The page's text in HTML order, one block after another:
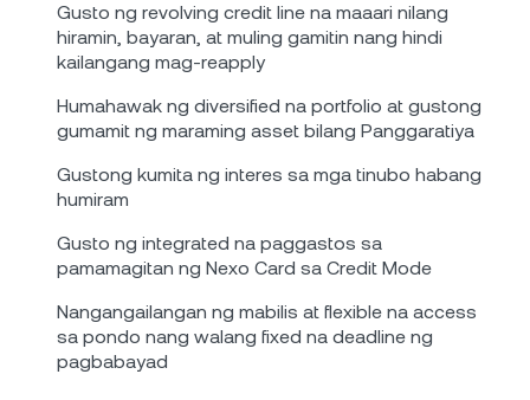
Gusto ng revolving credit line na maaari nilang
hiramin, bayaran, at muling gamitin nang hindi
kailangang mag-reapply
Humahawak ng diversified na portfolio at gustong
gumamit ng maraming asset bilang Panggaratiya
Gustong kumita ng interes sa mga tinubo habang
humiram
Gusto ng integrated na paggastos sa
pamamagitan ng Nexo Card sa Credit Mode
Nangangailangan ng mabilis at flexible na access
sa pondo nang walang fixed na deadline ng
pagbabayad